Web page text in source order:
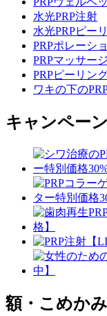
水光PRP注射
水光PRPピー
PRPポレーシ
PRPマッサー
PRPピーリン
ワキの下の
キャンペーン
額・こめか